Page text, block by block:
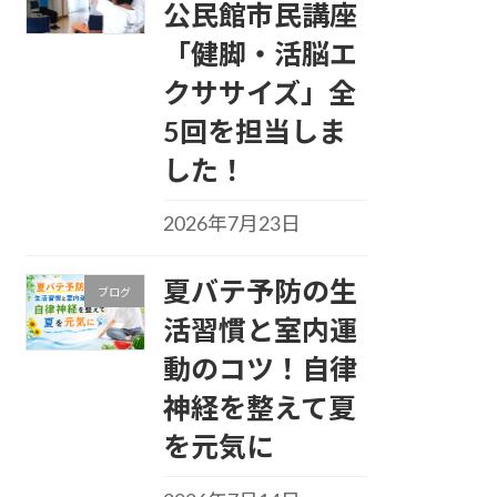
公民館市民講座
「健脚・活脳エ
クササイズ」全
5回を担当しま
した！
2026年7月23日
ブログ
夏バテ予防の生
活習慣と室内運
動のコツ！自律
神経を整えて夏
を元気に